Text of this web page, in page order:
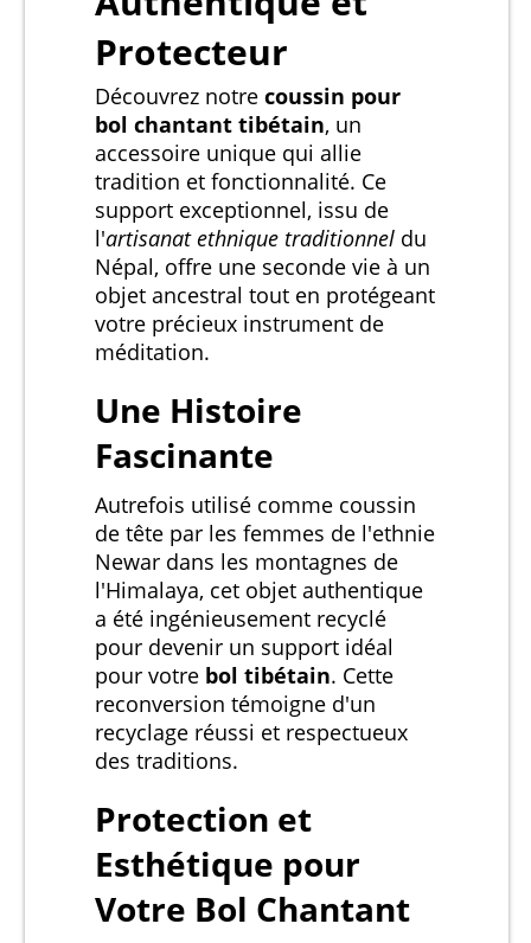
Protecteur
Découvrez notre coussin pour
bol chantant tibétain, un
accessoire unique qui allie
tradition et fonctionnalité. Ce
support exceptionnel, issu de
l'artisanat ethnique traditionnel du
Népal, offre une seconde vie à un
objet ancestral tout en protégeant
votre précieux instrument de
méditation.
Une Histoire
Fascinante
Autrefois utilisé comme coussin
de tête par les femmes de l'ethnie
Newar dans les montagnes de
l'Himalaya, cet objet authentique
a été ingénieusement recyclé
pour devenir un support idéal
pour votre bol tibétain. Cette
reconversion témoigne d'un
recyclage réussi et respectueux
des traditions.
Protection et
Esthétique pour
Votre Bol Chantant